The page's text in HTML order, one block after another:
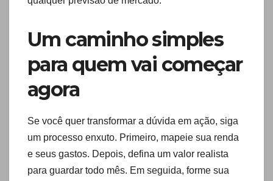
Um caminho simples
para quem vai começar
agora
Se você quer transformar a dúvida em ação, siga
um processo enxuto. Primeiro, mapeie sua renda
e seus gastos. Depois, defina um valor realista
para guardar todo mês. Em seguida, forme sua